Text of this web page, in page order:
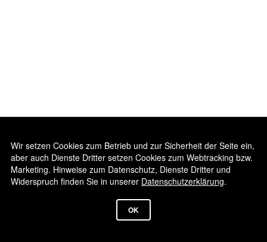
SCULPTURECLUB
IMPRESSUM|DATENSCHUTZ
Wir setzen Cookies zum Betrieb und zur Sicherheit der Seite ein,
aber auch Dienste Dritter setzen Cookies zum Webtracking bzw.
Marketing. Hinweise zum Datenschutz, Dienste Dritter und
Widerspruch finden Sie in unserer Datenschutzerklärung.
OK